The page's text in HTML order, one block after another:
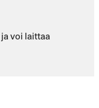
voi laittaa